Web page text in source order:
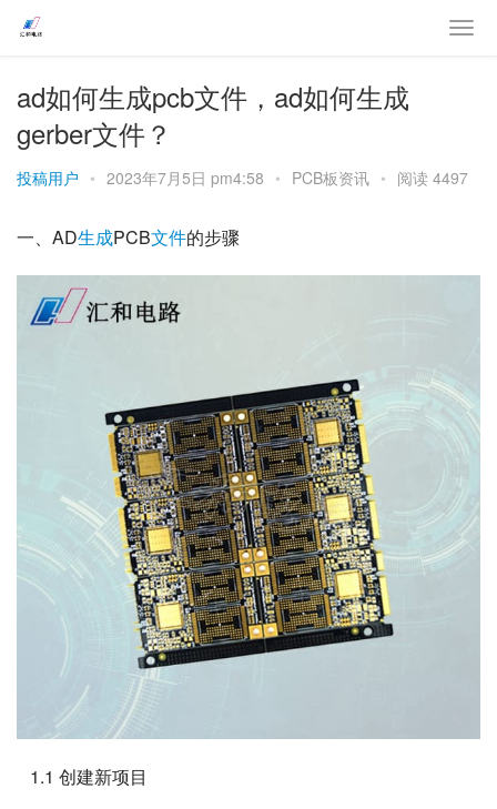
ad如何生成pcb文件，ad如何生成
gerber文件？
投稿用户 • 2023年7月5日 pm4:58 • PCB板资讯 • 阅读 4497
一、AD生成PCB文件的步骤
   1.1 创建新项目